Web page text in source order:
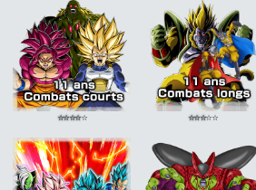
légendaireATT
+15% si ATT SP
⭐⭐⭐⭐⭐ ⭐⭐⭐⭐⭐